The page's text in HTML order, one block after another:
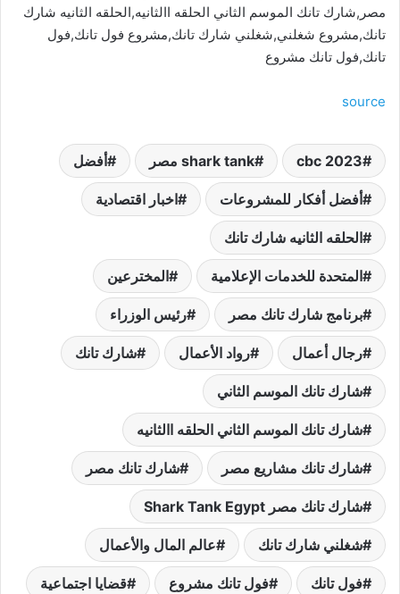
مصر,شارك تانك الموسم الثاني الحلقه االثانيه,الحلقه الثانيه شارك
تانك,مشروع شغلني,شغلني شارك تانك,مشروع فول تانك,فول
تانك,فول تانك مشروع
source
cbc 2023 shark tank مصر أفضل
أفضل أفكار للمشروعات اخبار اقتصادية
الحلقه الثانيه شارك تانك
المتحدة للخدمات الإعلامية المخترعين
برنامج شارك تانك مصر رئيس الوزراء
رجال أعمال رواد الأعمال شارك تانك
شارك تانك الموسم الثاني
شارك تانك الموسم الثاني الحلقه االثانيه
شارك تانك مشاريع مصر شارك تانك مصر
شارك تانك مصر Shark Tank Egypt
شغلني شارك تانك عالم المال والأعمال
فول تانك فول تانك مشروع قضايا اجتماعية